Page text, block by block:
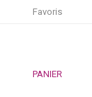
Favoris
PANIER